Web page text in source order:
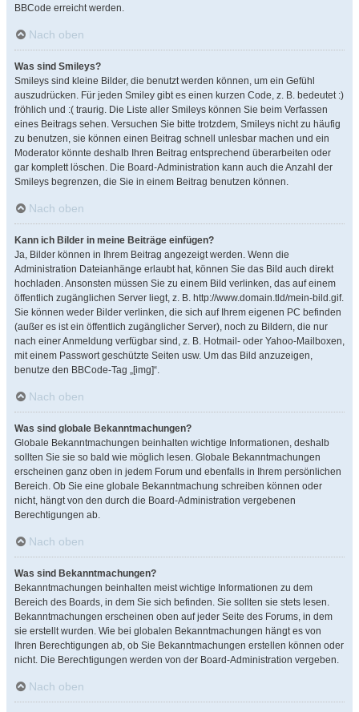
BBCode erreicht werden.
Nach oben
Was sind Smileys?
Smileys sind kleine Bilder, die benutzt werden können, um ein Gefühl
auszudrücken. Für jeden Smiley gibt es einen kurzen Code, z. B. bedeutet :)
fröhlich und :( traurig. Die Liste aller Smileys können Sie beim Verfassen
eines Beitrags sehen. Versuchen Sie bitte trotzdem, Smileys nicht zu häufig
zu benutzen, sie können einen Beitrag schnell unlesbar machen und ein
Moderator könnte deshalb Ihren Beitrag entsprechend überarbeiten oder
gar komplett löschen. Die Board-Administration kann auch die Anzahl der
Smileys begrenzen, die Sie in einem Beitrag benutzen können.
Nach oben
Kann ich Bilder in meine Beiträge einfügen?
Ja, Bilder können in Ihrem Beitrag angezeigt werden. Wenn die
Administration Dateianhänge erlaubt hat, können Sie das Bild auch direkt
hochladen. Ansonsten müssen Sie zu einem Bild verlinken, das auf einem
öffentlich zugänglichen Server liegt, z. B. http://www.domain.tld/mein-bild.gif.
Sie können weder Bilder verlinken, die sich auf Ihrem eigenen PC befinden
(außer es ist ein öffentlich zugänglicher Server), noch zu Bildern, die nur
nach einer Anmeldung verfügbar sind, z. B. Hotmail- oder Yahoo-Mailboxen,
mit einem Passwort geschützte Seiten usw. Um das Bild anzuzeigen,
benutze den BBCode-Tag „[img]“.
Nach oben
Was sind globale Bekanntmachungen?
Globale Bekanntmachungen beinhalten wichtige Informationen, deshalb
sollten Sie sie so bald wie möglich lesen. Globale Bekanntmachungen
erscheinen ganz oben in jedem Forum und ebenfalls in Ihrem persönlichen
Bereich. Ob Sie eine globale Bekanntmachung schreiben können oder
nicht, hängt von den durch die Board-Administration vergebenen
Berechtigungen ab.
Nach oben
Was sind Bekanntmachungen?
Bekanntmachungen beinhalten meist wichtige Informationen zu dem
Bereich des Boards, in dem Sie sich befinden. Sie sollten sie stets lesen.
Bekanntmachungen erscheinen oben auf jeder Seite des Forums, in dem
sie erstellt wurden. Wie bei globalen Bekanntmachungen hängt es von
Ihren Berechtigungen ab, ob Sie Bekanntmachungen erstellen können oder
nicht. Die Berechtigungen werden von der Board-Administration vergeben.
Nach oben